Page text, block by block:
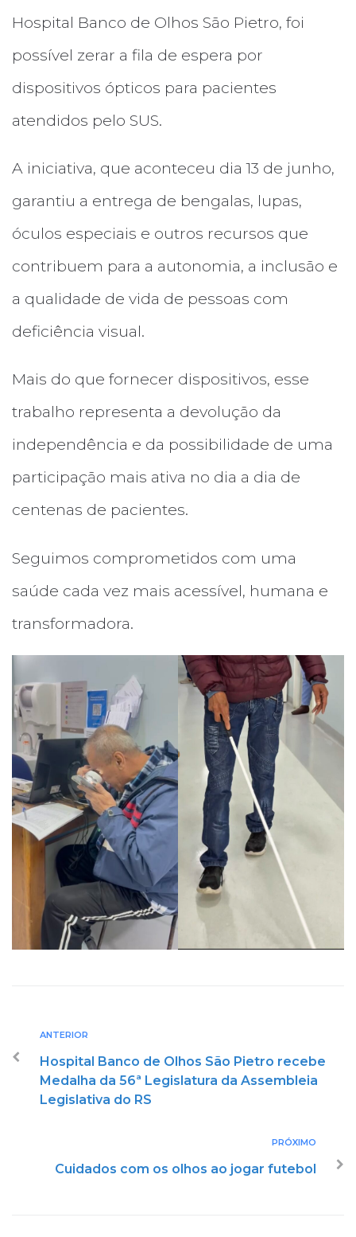
Hospital Banco de Olhos São Pietro, foi
possível zerar a fila de espera por
dispositivos ópticos para pacientes
atendidos pelo SUS.
A iniciativa, que aconteceu dia 13 de junho,
garantiu a entrega de bengalas, lupas,
óculos especiais e outros recursos que
contribuem para a autonomia, a inclusão e
a qualidade de vida de pessoas com
deficiência visual.
Mais do que fornecer dispositivos, esse
trabalho representa a devolução da
independência e da possibilidade de uma
participação mais ativa no dia a dia de
centenas de pacientes.
Seguimos comprometidos com uma
saúde cada vez mais acessível, humana e
transformadora.
ANTERIOR
Hospital Banco de Olhos São Pietro recebe
Medalha da 56ª Legislatura da Assembleia
Legislativa do RS
PRÓXIMO
Cuidados com os olhos ao jogar futebol